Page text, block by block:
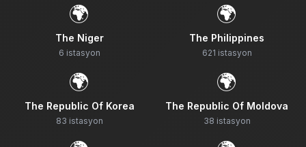
🌍
The Niger
6 istasyon
🌍
The Philippines
621 istasyon
🌍
The Republic Of Korea
83 istasyon
🌍
The Republic Of Moldova
38 istasyon